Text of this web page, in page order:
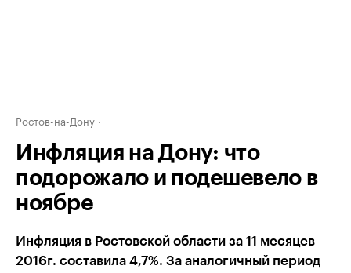
Ростов-на-Дону
Инфляция на Дону: что
подорожало и подешевело в
ноябре
Инфляция в Ростовской области за 11 месяцев
2016г. составила 4,7%. За аналогичный период